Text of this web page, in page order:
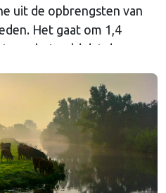
uit de opbrengsten van
Het gaat om 1,4
op het geld dat de
bevroor dat geld na de
Continued